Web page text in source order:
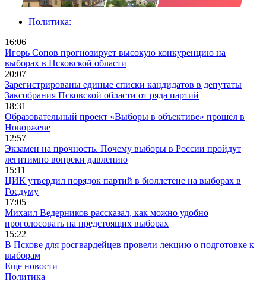
Политика:
16:06
Игорь Сопов прогнозирует высокую конкуренцию на
выборах в Псковской области
20:07
Зарегистрированы единые списки кандидатов в депутаты
Заксобрания Псковской области от ряда партий
18:31
Образовательный проект «Выборы в объективе» прошёл в
Новоржеве
12:57
Экзамен на прочность. Почему выборы в России пройдут
легитимно вопреки давлению
15:11
ЦИК утвердил порядок партий в бюллетене на выборах в
Госдуму
17:05
Михаил Ведерников рассказал, как можно удобно
проголосовать на предстоящих выборах
15:22
В Пскове для росгвардейцев провели лекцию о подготовке к
выборам
Еще новости
Политика